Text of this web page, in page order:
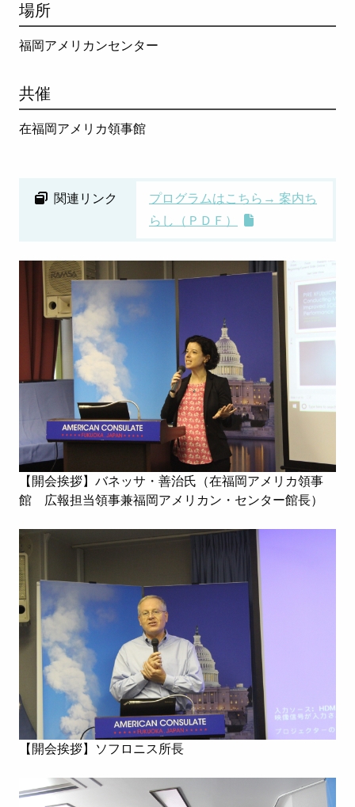
場所
福岡アメリカンセンター
共催
在福岡アメリカ領事館
関連リンク
プログラムはこちら→ 案内ち
らし（ＰＤＦ）
【開会挨拶】バネッサ・善治氏（在福岡アメリカ領事
館 広報担当領事兼福岡アメリカン・センター館長）
【開会挨拶】ソフロニス所長